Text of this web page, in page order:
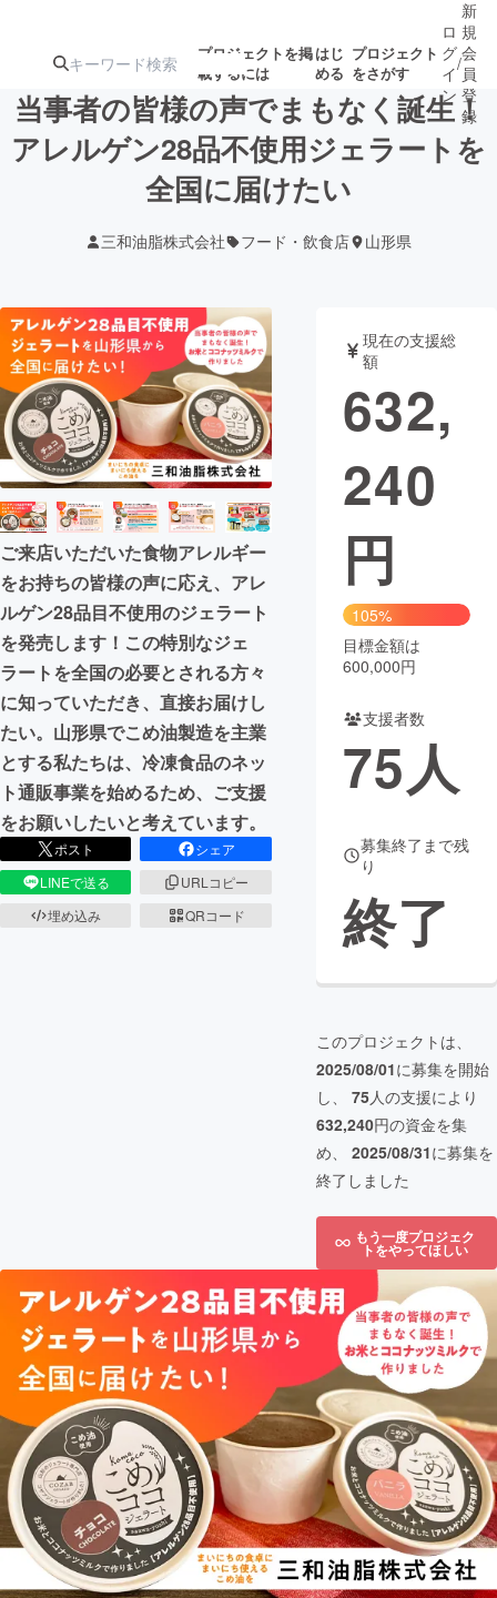
プロジェクトを掲
載するには
はじ
める
プロジェクト
をさがす
注目のリ 注目の新着プロ募集終了が近いプ
ロジェクト
テクノロジー・ガジェット
映像・映画 書籍・雑誌
ビジネス・起業 チャレンジ
まちづくり・地域活性化
CAMPFIRE for Social Good
CAMPFIRE Creation
CAMPFIREふるさと納税
コミュニティ
ロ
グ
イ
ン
/
新
規
会
員
登
録
当事者の皆様の声でまもなく誕生！
アレルゲン28品不使用ジェラートを
全国に届けたい
三和油脂株式会社 フード・飲食店 山形県
ご来店いただいた食物アレルギー
をお持ちの皆様の声に応え、アレ
ルゲン28品目不使用のジェラート
を発売します！この特別なジェ
ラートを全国の必要とされる方々
に知っていただき、直接お届けし
たい。山形県でこめ油製造を主業
とする私たちは、冷凍食品のネッ
ト通販事業を始めるため、ご支援
をお願いしたいと考えています。
ポスト
シェア
LINEで送る
URLコピー
埋め込み
QRコード
現在の支援総
額
632,
240
円
105%
目標金額は
600,000円
支援者数
75人
募集終了まで残
り
終了
このプロジェクトは、
2025/08/01に募集を開始
し、 75人の支援により
632,240円の資金を集
め、 2025/08/31に募集を
終了しました
もう一度プロジェク
トをやってほしい